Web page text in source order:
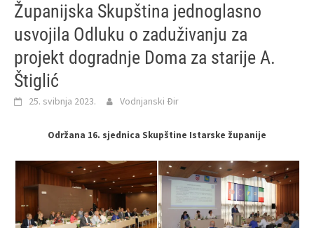
Županijska Skupština jednoglasno
usvojila Odluku o zaduživanju za
projekt dogradnje Doma za starije A.
Štiglić
25. svibnja 2023. Vodnjanski Đir
Održana 16. sjednica Skupštine Istarske županije